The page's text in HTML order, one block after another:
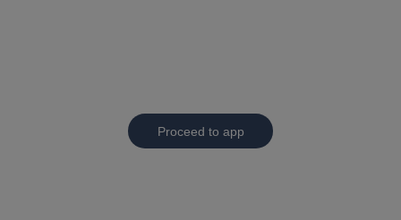
Proceed to app